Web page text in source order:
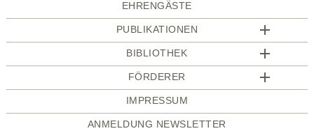
EHRENGÄSTE
PUBLIKATIONEN
BIBLIOTHEK
FÖRDERER
IMPRESSUM
ANMELDUNG NEWSLETTER